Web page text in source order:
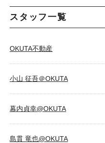
スタッフ一覧
OKUTA不動産
小山 征吾＠OKUTA
幕内貞幸@OKUTA
島貫 竜也@OKUTA